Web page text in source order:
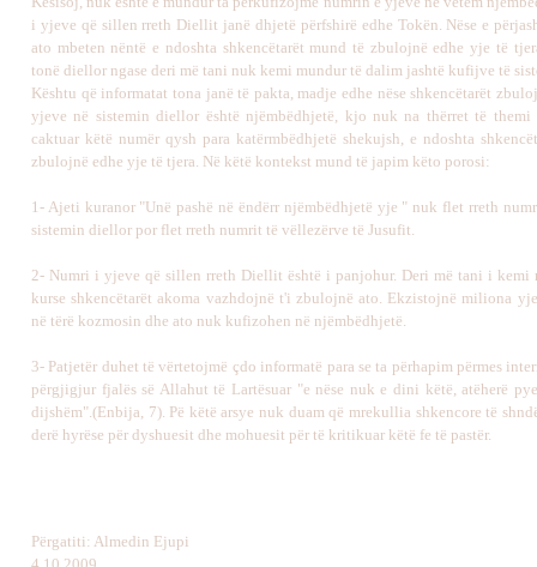
i yjeve që sillen rreth Diellit janë dhjetë përfshirë edhe Tokën. Nëse e
ato mbeten nëntë e ndoshta shkencëtarët mund të zbulojnë edhe yje të
tonë diellor ngase deri më tani nuk kemi mundur të dalim jashtë kufijve të
Kështu që informatat tona janë të pakta, madje edhe nëse shkencëtarët
yjeve në sistemin diellor është njëmbëdhjetë, kjo nuk na thërret të themi
caktuar këtë numër qysh para katërmbëdhjetë shekujsh, e ndoshta
zbulojnë edhe yje të tjera. Në këtë kontekst mund të japim këto porosi:
1- Ajeti kuranor "Unë pashë në ëndërr njëmbëdhjetë yje " nuk flet rreth
sistemin diellor por flet rreth numrit të vëllezërve të Jusufit.
2- Numri i yjeve që sillen rreth Diellit është i panjohur. Deri më tani i kemi
kurse shkencëtarët akoma vazhdojnë t'i zbulojnë ato. Ekzistojnë miliona
në tërë kozmosin dhe ato nuk kufizohen në njëmbëdhjetë.
3- Patjetër duhet të vërtetojmë çdo informatë para se ta përhapim përmes
përgjigjur fjalës së Allahut të Lartësuar "e nëse nuk e dini këtë, atëherë
dijshëm".(Enbija, 7). Pë këtë arsye nuk duam që mrekullia shkencore të
derë hyrëse për dyshuesit dhe mohuesit për të kritikuar këtë fe të pastër.
Përgatiti: Almedin Ejupi